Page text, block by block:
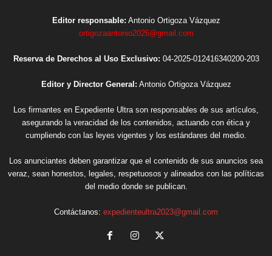
Editor responsable: Antonio Ortigoza Vázquez
ortigozaantonio2026@gmail.com
Reserva de Derechos al Uso Exclusivo: 04-2025-012416340200-203
Editor y Director General: Antonio Ortigoza Vázquez
Los firmantes en Expediente Ultra son responsables de sus artículos,
asegurando la veracidad de los contenidos, actuando con ética y
cumpliendo con las leyes vigentes y los estándares del medio.
Los anunciantes deben garantizar que el contenido de sus anuncios sea
veraz, sean honestos, legales, respetuosos y alineados con las políticas
del medio donde se publican.
Contáctanos: expedienteultra2023@gmail.com